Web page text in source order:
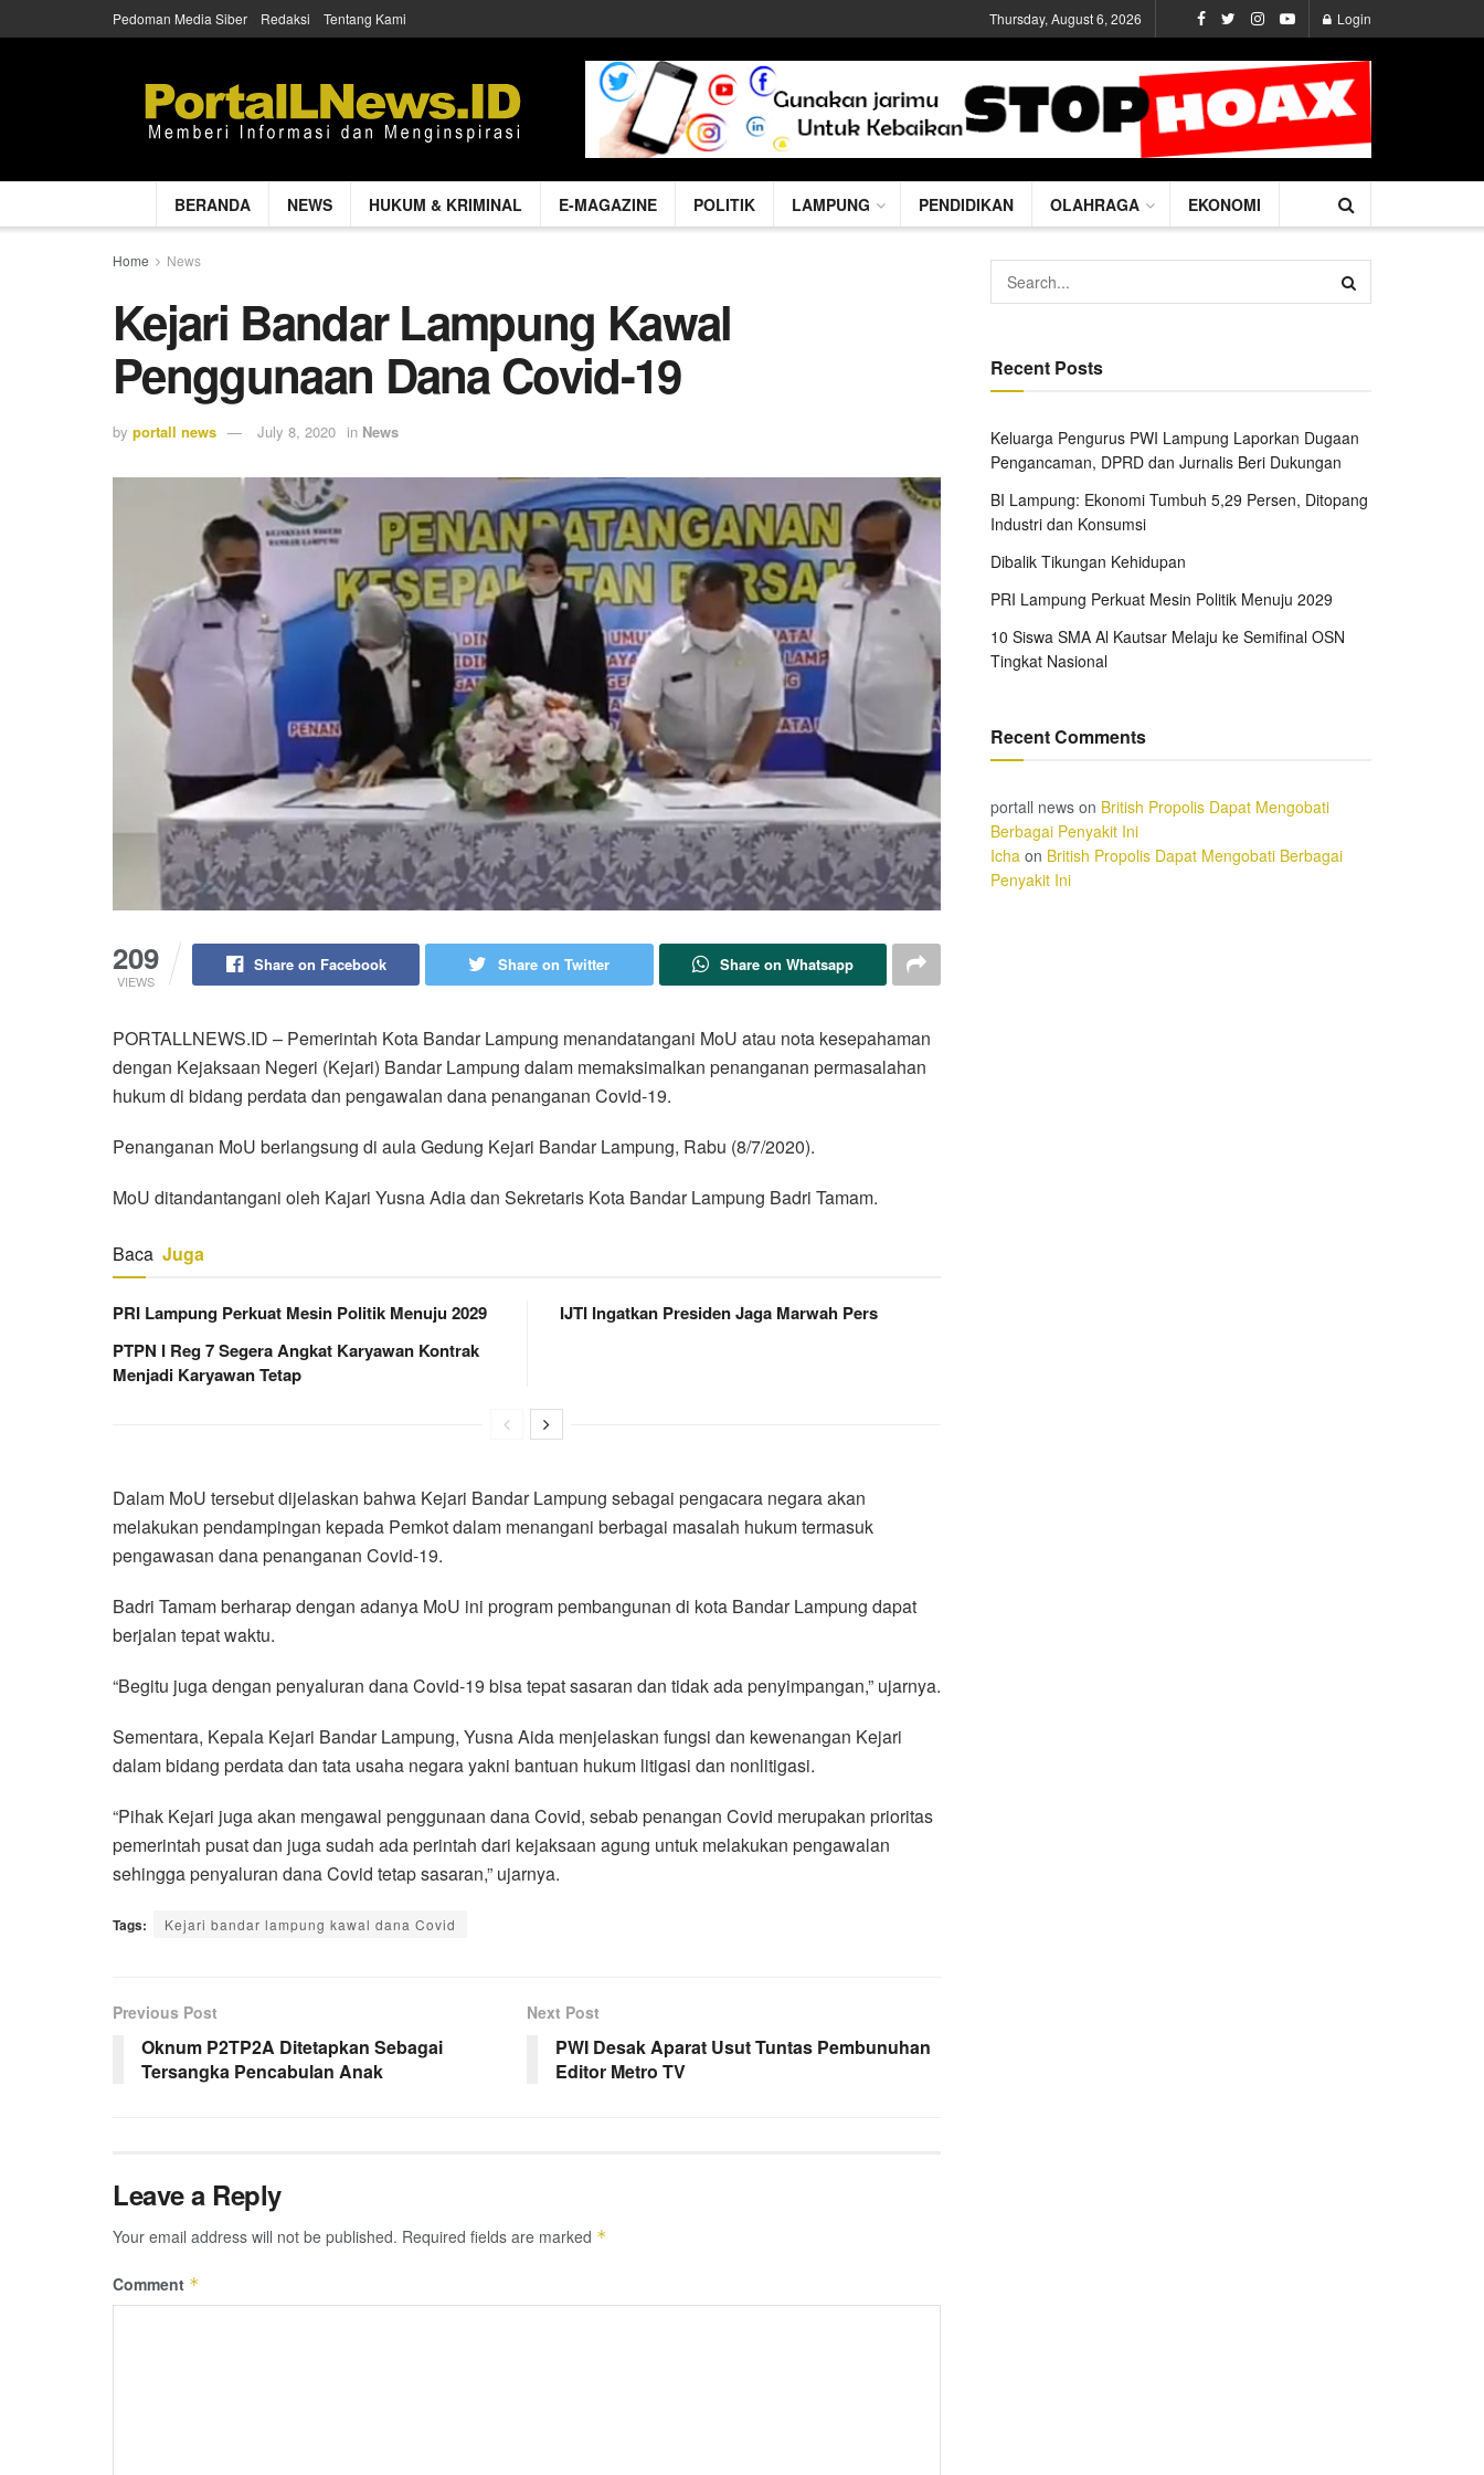
Pedoman Media Siber Redaksi Tentang Kami Thursday, August 6, 2026 Login
BERANDA NEWS HUKUM & KRIMINAL E-MAGAZINE POLITIK LAMPUNG PENDIDIKAN OLAHRAGA EKONOMI
Home News
Kejari Bandar Lampung Kawal
Penggunaan Dana Covid-19
by portall news July 8, 2020 in News
209
VIEWS
Share on Facebook Share on Twitter Share on Whatsapp
PORTALLNEWS.ID – Pemerintah Kota Bandar Lampung menandatangani MoU atau nota kesepahaman
dengan Kejaksaan Negeri (Kejari) Bandar Lampung dalam memaksimalkan penanganan permasalahan
hukum di bidang perdata dan pengawalan dana penanganan Covid-19.
Penanganan MoU berlangsung di aula Gedung Kejari Bandar Lampung, Rabu (8/7/2020).
MoU ditandantangani oleh Kajari Yusna Adia dan Sekretaris Kota Bandar Lampung Badri Tamam.
Baca Juga
PRI Lampung Perkuat Mesin Politik Menuju 2029
PTPN I Reg 7 Segera Angkat Karyawan Kontrak
Menjadi Karyawan Tetap
IJTI Ingatkan Presiden Jaga Marwah Pers
Dalam MoU tersebut dijelaskan bahwa Kejari Bandar Lampung sebagai pengacara negara akan
melakukan pendampingan kepada Pemkot dalam menangani berbagai masalah hukum termasuk
pengawasan dana penanganan Covid-19.
Badri Tamam berharap dengan adanya MoU ini program pembangunan di kota Bandar Lampung dapat
berjalan tepat waktu.
“Begitu juga dengan penyaluran dana Covid-19 bisa tepat sasaran dan tidak ada penyimpangan,” ujarnya.
Sementara, Kepala Kejari Bandar Lampung, Yusna Aida menjelaskan fungsi dan kewenangan Kejari
dalam bidang perdata dan tata usaha negara yakni bantuan hukum litigasi dan nonlitigasi.
“Pihak Kejari juga akan mengawal penggunaan dana Covid, sebab penangan Covid merupakan prioritas
pemerintah pusat dan juga sudah ada perintah dari kejaksaan agung untuk melakukan pengawalan
sehingga penyaluran dana Covid tetap sasaran,” ujarnya.
Tags: Kejari bandar lampung kawal dana Covid
Previous Post
Oknum P2TP2A Ditetapkan Sebagai
Tersangka Pencabulan Anak
Next Post
PWI Desak Aparat Usut Tuntas Pembunuhan
Editor Metro TV
Leave a Reply
Your email address will not be published. Required fields are marked *
Comment *
Recent Posts
Keluarga Pengurus PWI Lampung Laporkan Dugaan
Pengancaman, DPRD dan Jurnalis Beri Dukungan
BI Lampung: Ekonomi Tumbuh 5,29 Persen, Ditopang
Industri dan Konsumsi
Dibalik Tikungan Kehidupan
PRI Lampung Perkuat Mesin Politik Menuju 2029
10 Siswa SMA Al Kautsar Melaju ke Semifinal OSN
Tingkat Nasional
Recent Comments
portall news on British Propolis Dapat Mengobati
Berbagai Penyakit Ini
Icha on British Propolis Dapat Mengobati Berbagai
Penyakit Ini